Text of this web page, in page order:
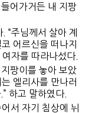
어가거든 내 지팡
“주님께서 살아 계
어르신을 떠나지
자를 따라나섰다.
팡이를 놓아 보았
엘리사를 만나러
하고 말하였다.
서 자기 침상에 뉘